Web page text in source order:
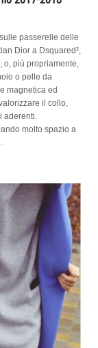
passerelle delle
Dior a Dsquared²,
o, più propriamente,
o pelle da
magnetica ed
il collo,
aderenti.
molto spazio a